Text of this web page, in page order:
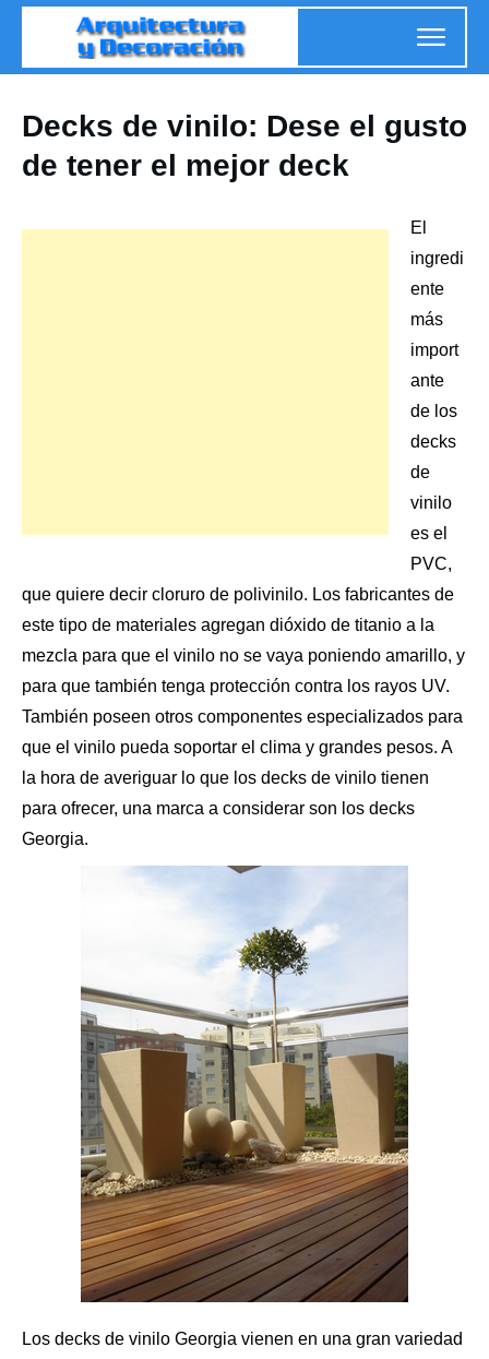
Decks de vinilo: Dese el gusto
de tener el mejor deck
El
ingredi
ente
más
import
ante
de los
decks
de
vinilo
es el
PVC,
que quiere decir cloruro de polivinilo. Los fabricantes de
este tipo de materiales agregan dióxido de titanio a la
mezcla para que el vinilo no se vaya poniendo amarillo, y
para que también tenga protección contra los rayos UV.
También poseen otros componentes especializados para
que el vinilo pueda soportar el clima y grandes pesos. A
la hora de averiguar lo que los decks de vinilo tienen
para ofrecer, una marca a considerar son los decks
Georgia.
Los decks de vinilo Georgia vienen en una gran variedad